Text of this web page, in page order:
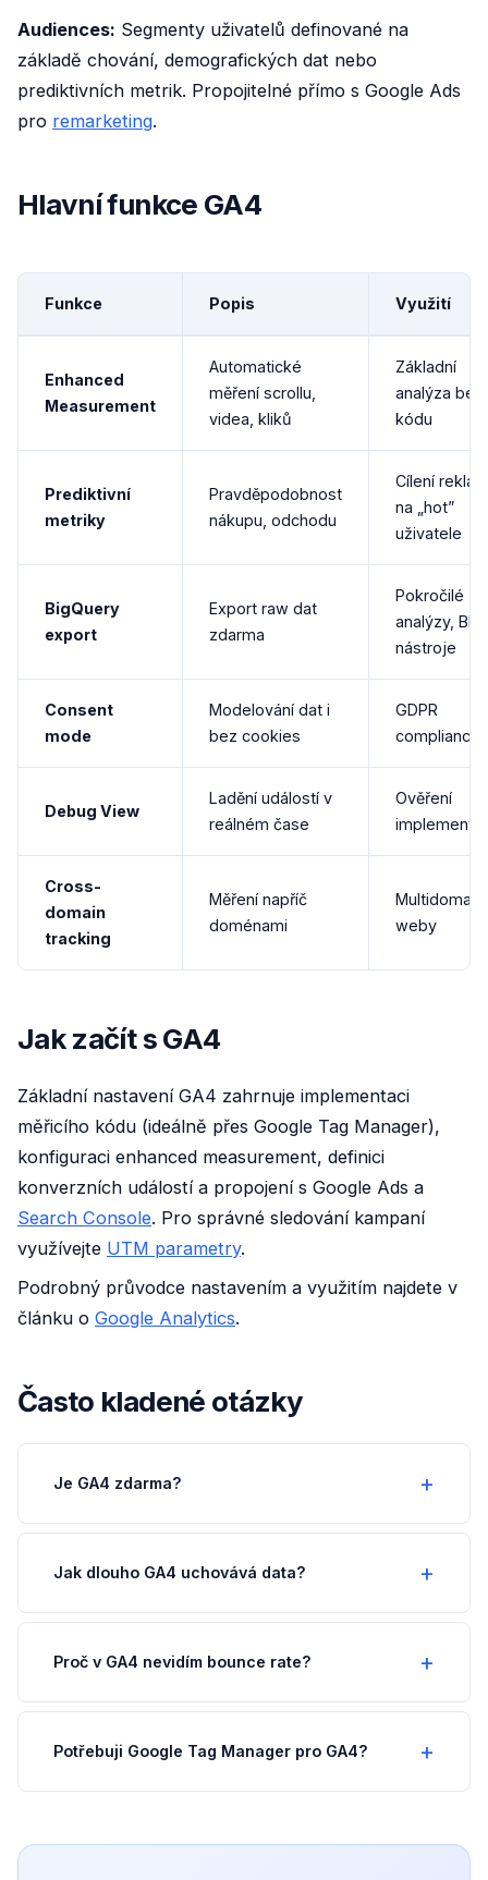
Audiences: Segmenty uživatelů definované na
základě chování, demografických dat nebo
prediktivních metrik. Propojitelné přímo s Google Ads
pro remarketing.
Hlavní funkce GA4
Funkce Popis Využití
Enhanced
Measurement
Automatické
měření scrollu,
videa, kliků
Základní
analýza bez
kódu
Prediktivní
metriky
Pravděpodobnost
nákupu, odchodu
Cílení reklam
na „hot”
uživatele
BigQuery
export
Export raw dat
zdarma
Pokročilé
analýzy, BI
nástroje
Consent
mode
Modelování dat i
bez cookies
GDPR
compliance
Debug View
Ladění událostí v
reálném čase
Ověření
Cross-
domain
tracking
Měření napříč
doménami
Multidomain
weby
Jak začít s GA4
Základní nastavení GA4 zahrnuje implementaci
měřicího kódu (ideálně přes Google Tag Manager),
konfiguraci enhanced measurement, definici
konverzních událostí a propojení s Google Ads a
Search Console. Pro správné sledování kampaní
využívejte UTM parametry.
Podrobný průvodce nastavením a využitím najdete v
článku o Google Analytics.
Často kladené otázky
Je GA4 zdarma?
Jak dlouho GA4 uchovává data?
Proč v GA4 nevidím bounce rate?
Potřebuji Google Tag Manager pro GA4?